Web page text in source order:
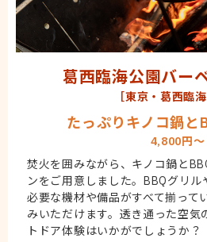
葛西臨海公園バー
［東京・葛西臨海
たっぷりキノコ鍋と
4,800円～
焚火を囲みながら、キノコ鍋と
ンをご用意しました。BBQグリル
必要な機材や備品がすべて揃って
みいただけます。透き通った空気
トドア体験はいかがでしょうか？